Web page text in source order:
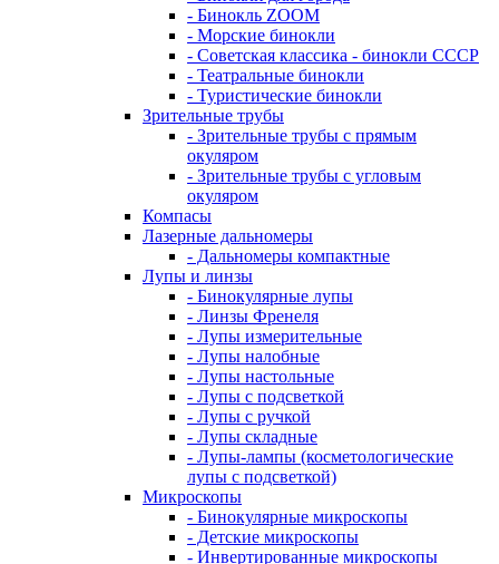
- Бинокль ZOOM
- Морские бинокли
- Советская классика - бинокли СССР
- Театральные бинокли
- Туристические бинокли
Зрительные трубы
- Зрительные трубы с прямым
окуляром
- Зрительные трубы с угловым
окуляром
Компасы
Лазерные дальномеры
- Дальномеры компактные
Лупы и линзы
- Бинокулярные лупы
- Линзы Френеля
- Лупы измерительные
- Лупы налобные
- Лупы настольные
- Лупы с подсветкой
- Лупы с ручкой
- Лупы складные
- Лупы-лампы (косметологические
лупы с подсветкой)
Микроскопы
- Бинокулярные микроскопы
- Детские микроскопы
- Инвертированные микроскопы